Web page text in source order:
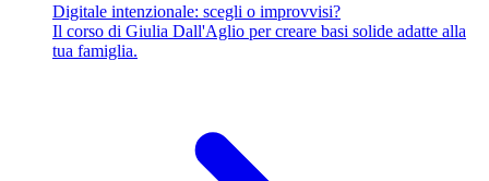
Digitale intenzionale: scegli o improvvisi?
Il corso di Giulia Dall'Aglio per creare basi solide adatte alla
tua famiglia.